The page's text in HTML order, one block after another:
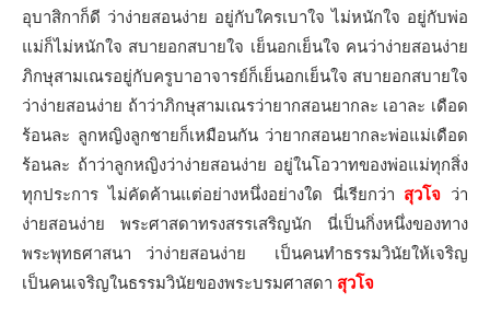
อุบาสิกาก็ดี ว่าง่ายสอนง่าย อยู่กับใครเบาใจ ไม่หนักใจ อยู่กับพ่อ
แม่ก็ไม่หนักใจ สบายอกสบายใจ เย็นอกเย็นใจ คนว่าง่ายสอนง่าย
ภิกษุสามเณรอยู่กับครูบาอาจารย์ก็เย็นอกเย็นใจ สบายอกสบายใจ
ว่าง่ายสอนง่าย ถ้าว่าภิกษุสามเณรว่ายากสอนยากละ เอาละ เดือด
ร้อนละ ลูกหญิงลูกชายก็เหมือนกัน ว่ายากสอนยากละพ่อแม่เดือด
ร้อนละ ถ้าว่าลูกหญิงว่าง่ายสอนง่าย อยู่ในโอวาทของพ่อแม่ทุกสิ่ง
ทุกประการ ไม่คัดค้านแต่อย่างหนึ่งอย่างใด นี่เรียกว่า สุวโจ ว่า
ง่ายสอนง่าย พระศาสดาทรงสรรเสริญนัก นี่เป็นกิ่งหนึ่งของทาง
พระพุทธศาสนา ว่าง่ายสอนง่าย เป็นคนทำธรรมวินัยให้เจริญ
เป็นคนเจริญในธรรมวินัยของพระบรมศาสดา สุวโจ